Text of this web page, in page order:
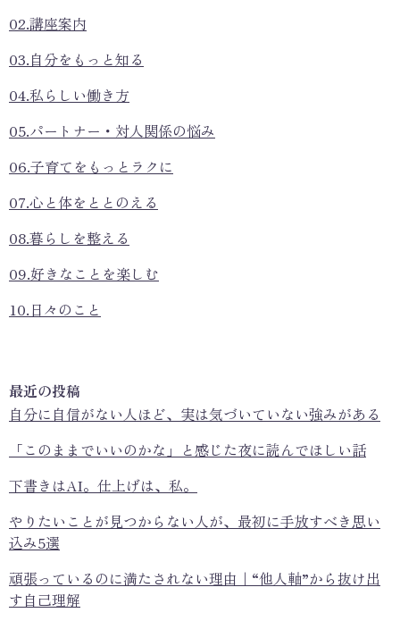
02.講座案内
03.自分をもっと知る
04.私らしい働き方
05.パートナー・対人関係の悩み
06.子育てをもっとラクに
07.心と体をととのえる
08.暮らしを整える
09.好きなことを楽しむ
10.日々のこと
最近の投稿
自分に自信がない人ほど、実は気づいていない強みがある
「このままでいいのかな」と感じた夜に読んでほしい話
下書きはAI。仕上げは、私。
やりたいことが見つからない人が、最初に手放すべき思い
込み5選
頑張っているのに満たされない理由｜“他人軸”から抜け出
す自己理解